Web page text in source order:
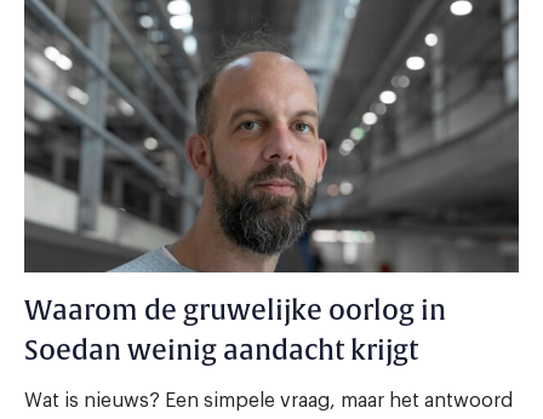
Waarom de gruwelijke oorlog in
Soedan weinig aandacht krijgt
Wat is nieuws? Een simpele vraag, maar het antwoord